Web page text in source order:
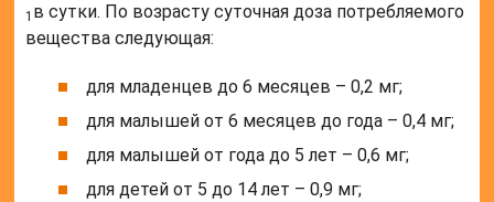
1 в сутки. По возрасту суточная доза потребляемого
вещества следующая:
для младенцев до 6 месяцев – 0,2 мг;
для малышей от 6 месяцев до года – 0,4 мг;
для малышей от года до 5 лет – 0,6 мг;
для детей от 5 до 14 лет – 0,9 мг;